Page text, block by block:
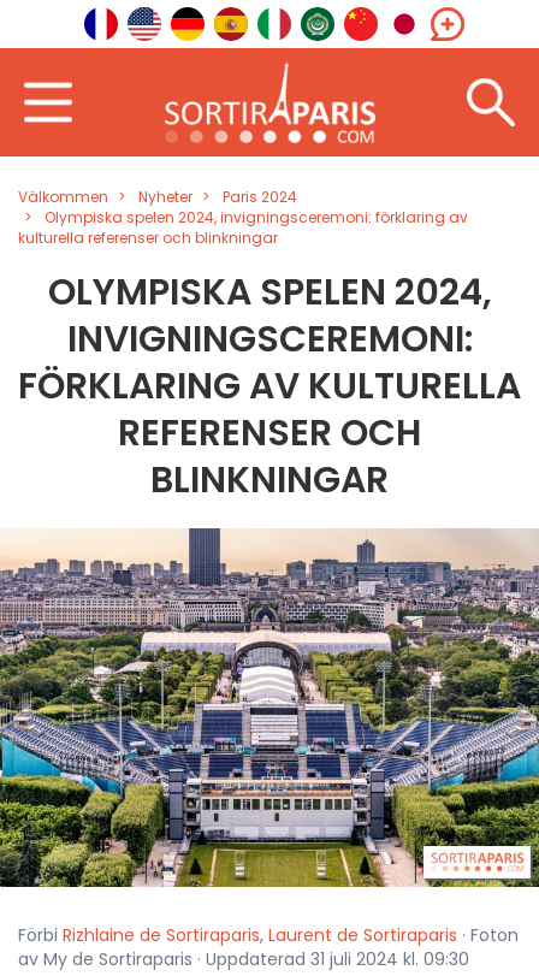
Välkommen Nyheter
Paris 2024
Olympiska spelen 2024, invigningsceremoni: förklaring av
kulturella referenser och blinkningar
OLYMPISKA SPELEN 2024,
INVIGNINGSCEREMONI:
FÖRKLARING AV KULTURELLA
REFERENSER OCH
BLINKNINGAR
Förbi Rizhlaine de Sortiraparis, Laurent de Sortiraparis · Foton
av My de Sortiraparis · Uppdaterad 31 juli 2024 kl. 09:30